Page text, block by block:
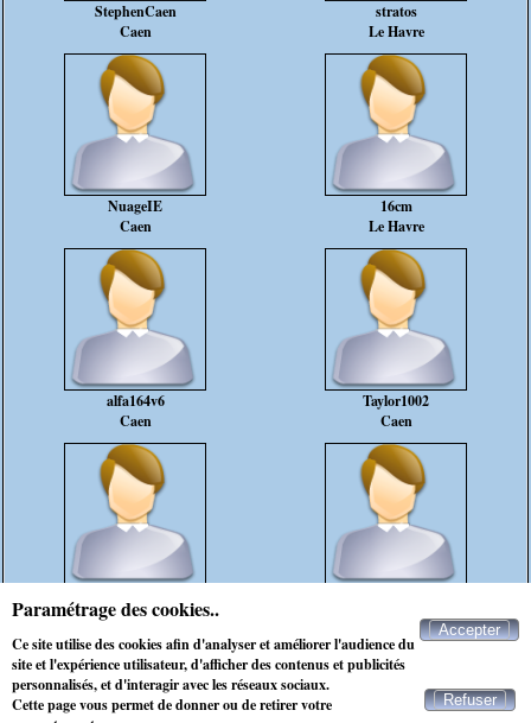
Paramétrage des cookies..
Ce site utilise des cookies afin d'analyser et améliorer l'audience du
site et l'expérience utilisateur, d'afficher des contenus et publicités
personnalisés, et d'interagir avec les réseaux sociaux.
Cette page vous permet de donner ou de retirer votre
Accepter
Refuser
StephenCaen
Caen
stratos
Le Havre
NuageIE
Caen
16cm
Le Havre
alfa164v6
Caen
Taylor1002
Caen
Caen
Le Havre
rencontre célibataire saint-aubin-sur-mer
Contacter Maxichat